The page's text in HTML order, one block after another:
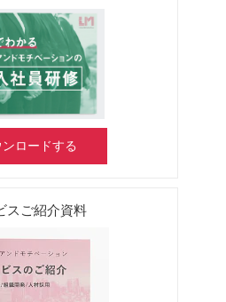
ンロードする
スご紹介資料